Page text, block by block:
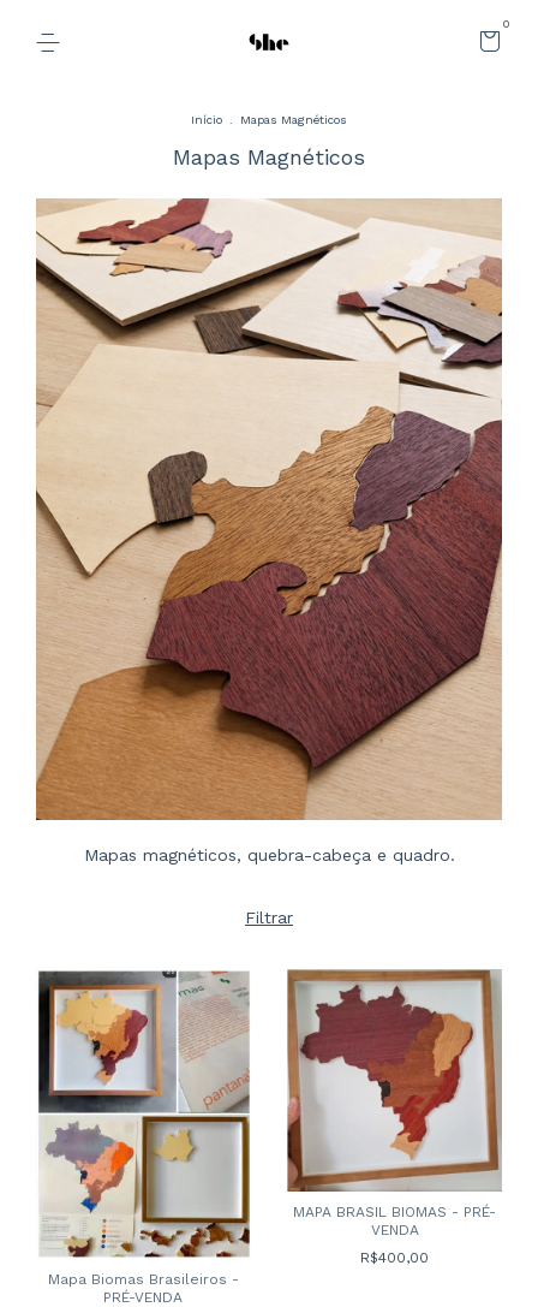
0
Início Mapas Magnéticos
Mapas Magnéticos
Mapas magnéticos, quebra-cabeça e quadro.
Filtrar
Mapa Biomas Brasileiros -
PRÉ-VENDA
MAPA BRASIL BIOMAS - PRÉ-
VENDA
R$400,00